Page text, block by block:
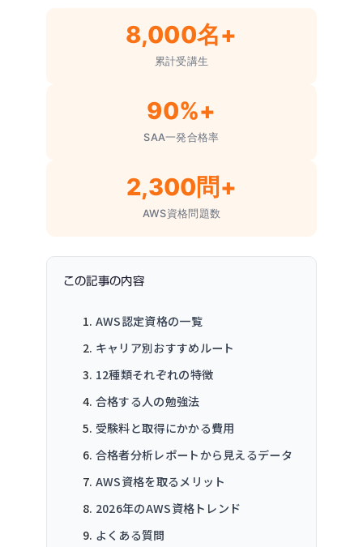
8,000名+
累計受講生
90%+
SAA一発合格率
2,300問+
AWS資格問題数
この記事の内容
AWS認定資格の一覧
キャリア別おすすめルート
12種類それぞれの特徴
合格する人の勉強法
受験料と取得にかかる費用
合格者分析レポートから見えるデータ
AWS資格を取るメリット
2026年のAWS資格トレンド
よくある質問